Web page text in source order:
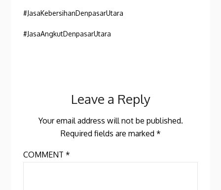
#JasaKebersihanDenpasarUtara
#JasaAngkutDenpasarUtara
Leave a Reply
Your email address will not be published.
Required fields are marked *
COMMENT*